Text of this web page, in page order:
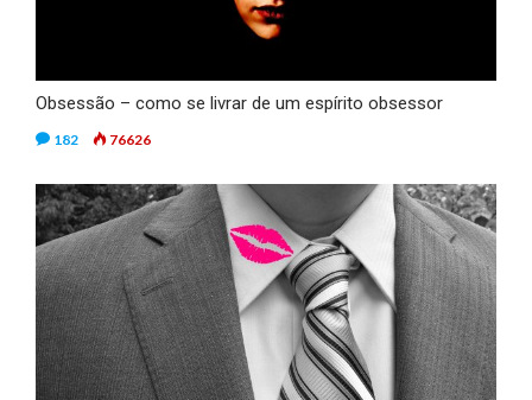
Obsessão – como se livrar de um espírito obsessor
182 76626